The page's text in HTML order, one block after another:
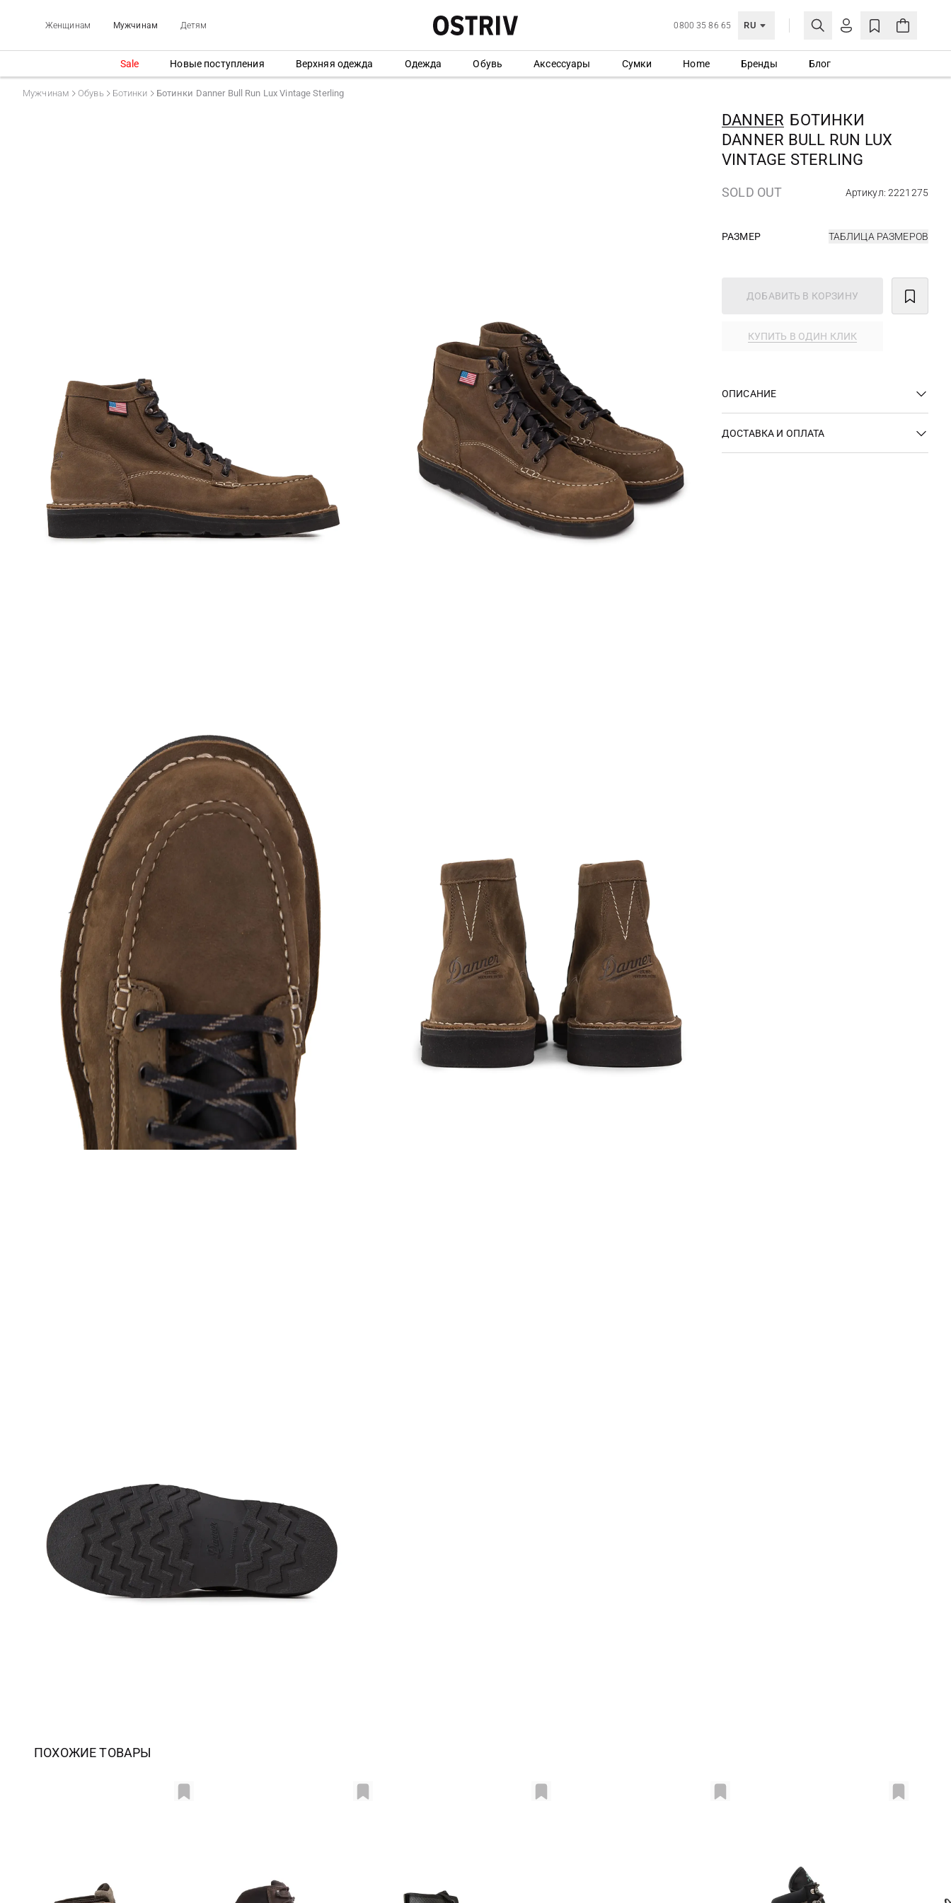
Женщинам Мужчинам Детям 0800 35 86 65 RU
ЛИЧНЫЙ КАБИНЕТ
Еще не зарегистрированы?
СОЗДАТЬ УЧЕТНУЮ ЗАПИСЬ
Sale Новые поступления Верхняя одежда Одежда Обувь Аксессуары Сумки Home Бренды Блог
Мужчинам Обувь Ботинки Ботинки Danner Bull Run Lux Vintage Sterling
DANNER БОТИНКИ
DANNER BULL RUN LUX
VINTAGE STERLING
SOLD OUT Артикул: 2221275
РАЗМЕР ТАБЛИЦА РАЗМЕРОВ
ДОБАВИТЬ В КОРЗИНУ
КУПИТЬ В ОДИН КЛИК
ОПИСАНИЕ
ДОСТАВКА И ОПЛАТА
ПОХОЖИЕ ТОВАРЫ